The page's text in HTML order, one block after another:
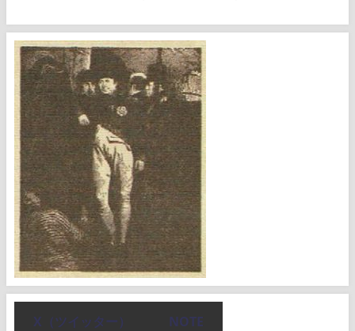
X（ツイッター） NOTE